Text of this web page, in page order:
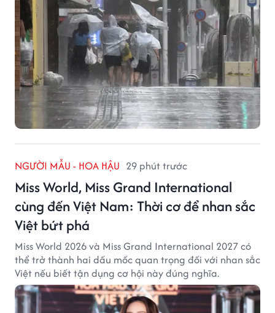
NGƯỜI MẪU - HOA HẬU 29 phút trước
Miss World, Miss Grand International
cùng đến Việt Nam: Thời cơ để nhan sắc
Việt bứt phá
Miss World 2026 và Miss Grand International 2027 có
thể trở thành hai dấu mốc quan trọng đối với nhan sắc
Việt nếu biết tận dụng cơ hội này đúng nghĩa.